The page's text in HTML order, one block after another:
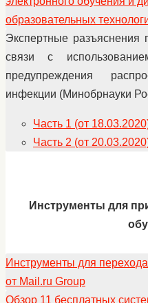
образовательных
Экспертные
связи с
предупреждения
инфекции (Минобрнауки
Часть 1 (от
Часть 2 (от
Инструменты для
Инструменты для
от Mail.ru Group
Обзор 11 бесплатных